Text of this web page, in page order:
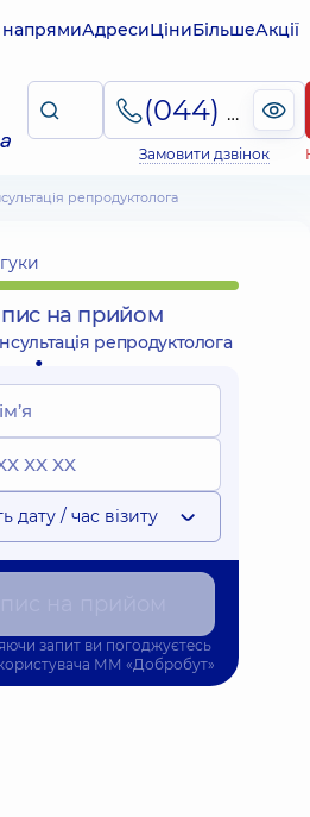
напрямиАдресиЦіниБільшеАкції
(044) 495-2-888
Замовити дзвінок
репродуктолога
на прийом
репродуктолога
дату / час візиту
запит ви погоджуєтесь
ММ «Добробут»